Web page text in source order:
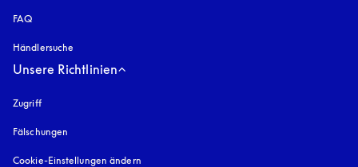
FAQ
Händlersuche
Unsere Richtlinien
Zugrifföffnet sich in einem neuen Tab
Fälschungen
Cookie-Einstellungen ändern